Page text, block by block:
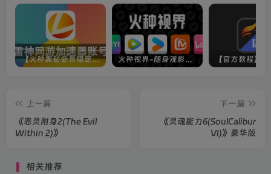
【火种黑钻会员限定】雷神加速器账号 火种视界-随身观影神器（完美适配手机端）
上一篇
《恶灵附身2(The Evil
Within 2)》
下一篇
《灵魂能力6(SoulCalibur
VI)》豪华版
相关推荐